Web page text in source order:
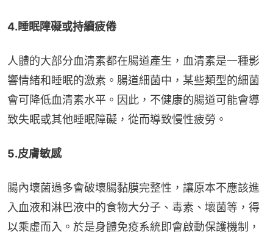
4.睡眠障礙或持續疲倦
人體的大部分血清素都在腸道產生，血清素是一種影
響情緒和睡眠的激素。腸道細菌中，某些類型的細菌
會可降低血清素水平。因此，不健康的腸道可能會導
致失眠或其他睡眠障礙，從而導致慢性疲勞。
5.皮膚敏感
腸內壞菌過多會破壞腸黏膜完整性，讓原本不應該進
入血液和淋巴液中的食物大分子、毒素、壞菌等，得
以乘虛而入。於是身體免疫系統即會啟動保護機制，